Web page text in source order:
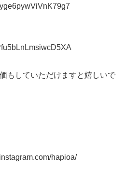
もしていただけますと嬉しいで
hapioa/